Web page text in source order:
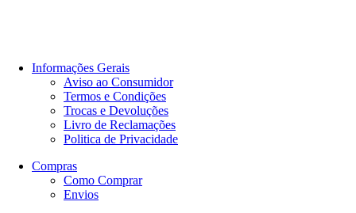
Informações Gerais
Aviso ao Consumidor
Termos e Condições
Trocas e Devoluções
Livro de Reclamações
Politica de Privacidade
Compras
Como Comprar
Envios